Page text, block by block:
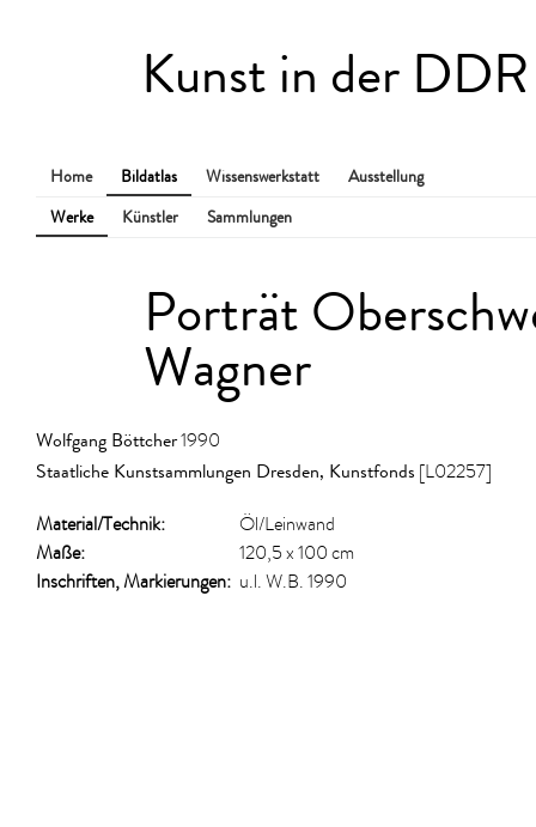
Kunst in der DDR
Home Bildatlas Wissenswerkstatt
Ausstellung
Werke
Künstler Sammlungen
Porträt
Wagner
Wolfgang Böttcher1990
Staatliche Kunstsammlungen Dresden, Kunstfonds [L02257]
Material/​Technik:
Öl/Leinwand
Maße:
120,5 x 100 cm
Inschriften, Markierungen: u.l. W.B. 1990